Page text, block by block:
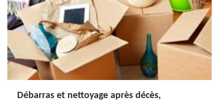
Débarras et nettoyage après décès,